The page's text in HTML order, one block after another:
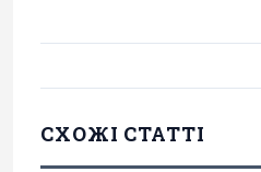
СХОЖІ СТАТТІ